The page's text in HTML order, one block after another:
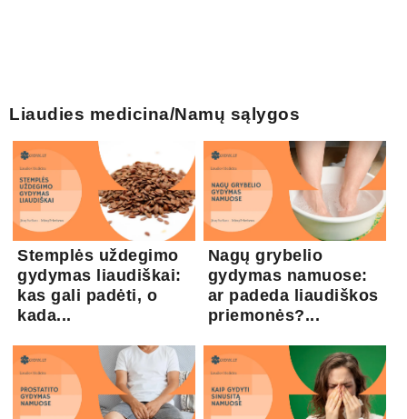
Liaudies medicina/Namų sąlygos
Stemplės uždegimo
gydymas liaudiškai:
kas gali padėti, o
kada...
Nagų grybelio
gydymas namuose:
ar padeda liaudiškos
priemonės?...